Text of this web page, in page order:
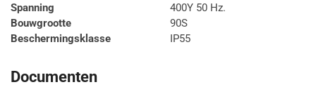
Spanning
400Y 50 Hz.
Bouwgrootte
90S
Beschermingsklasse
IP55
Documenten